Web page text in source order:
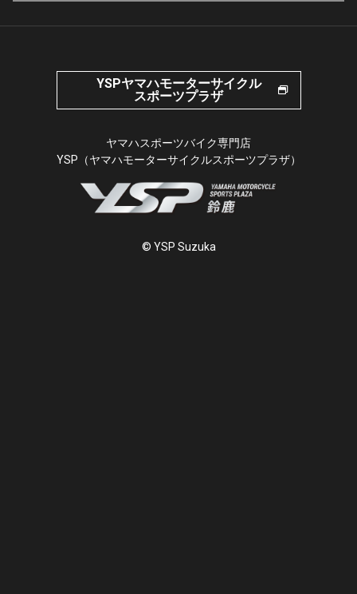
YSPヤマハモーターサイクル
スポーツプラザ
ヤマハスポーツバイク専門店
YSP（ヤマハモーターサイクルスポーツプラザ）
© YSP Suzuka